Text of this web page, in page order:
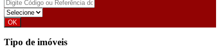
Tipo de imóveis